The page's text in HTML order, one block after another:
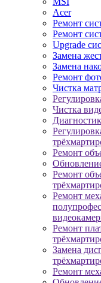
Acer
Ремонт
Ремонт
Upgrade
Замена
Замена
Ремонт
Чистка
Чистка
Ремонт
Ремонт
Ремонт
Ремонт
Замена
Ремонт